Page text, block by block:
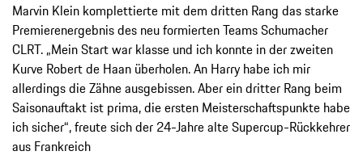
Marvin Klein komplettierte mit dem dritten Rang das starke
Premierenergebnis des neu formierten Teams Schumacher
CLRT. „Mein Start war klasse und ich konnte in der zweiten
Kurve Robert de Haan überholen. An Harry habe ich mir
allerdings die Zähne ausgebissen. Aber ein dritter Rang beim
Saisonauftakt ist prima, die ersten Meisterschaftspunkte habe
ich sicher“, freute sich der 24-Jahre alte Supercup-Rückkehrer
aus Frankreich